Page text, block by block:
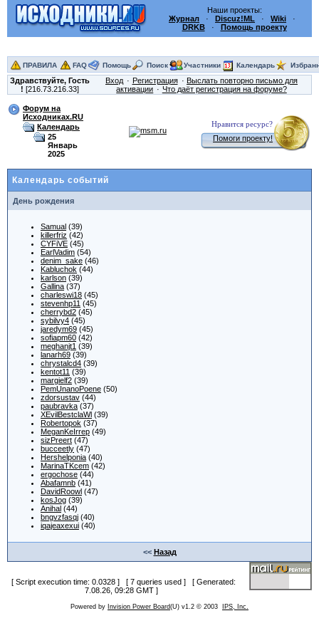
Наши проекты:
Журнал · Discuz!ML · Wiki ·
DRKB· Помощь проекту
ПРАВИЛА FAQ Помощь Поиск Участники Календарь
Здравствуйте, Гость
! [216.73.216.33]
Вход Регистрация
Выслать повторно письмо для
активации
Что даёт регистрация на форуме?
Форум на
Исходниках.RU
Календарь
25
Январь
2025
Нравится ресурс?
Помоги проекту!
Календарь событий
День рождения
Samual (39)
killerfriz (42)
CYFiVE (45)
EarlVadim (54)
denim_sake (46)
Kabluchok (44)
karlson (39)
Gallina (37)
charleswi18 (45)
stevenhp11 (45)
cherrybd2 (45)
sybilvy4 (45)
jaredym69 (45)
sofiapm60 (42)
meghanjt1 (39)
lanarh69 (39)
chrystalcd4 (39)
kentot11 (39)
margielf2 (39)
PemUnanoPoene (50)
zdorsustav (44)
paubravka (37)
XEvilBestclaWl (39)
Robertopok (37)
MeganKeIrrep (49)
sizPreert (47)
bucceetly (47)
Hershelponia (40)
MarinaTKcem (42)
ergochose (44)
Abafamnb (41)
DavidRoowl (47)
kosJog (39)
Anihal (44)
bngvzfasqj (40)
iqajeaxexui (40)
<< Назад
[ Script execution time: 0.0328 ] [ 7 queries used ] [ Generated:
7.08.26, 09:28 GMT ]
Powered by Invision Power Board(U) v1.2 © 2003 IPS, Inc.